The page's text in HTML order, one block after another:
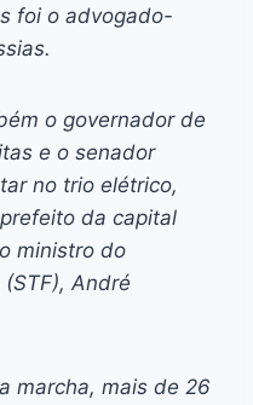
foi o advogado-
o governador de
e o senador
no trio elétrico,
da capital
ministro do
André
marcha, mais de 26